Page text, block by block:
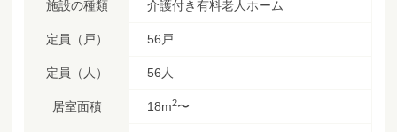
施設の種類 介護付き有料老人ホーム
定員（戸） 56戸
定員（人） 56人
居室面積 18m2〜